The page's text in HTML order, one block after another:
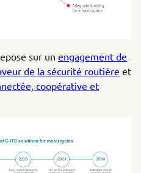
sur un engagement de
de la sécurité routière et
coopérative et